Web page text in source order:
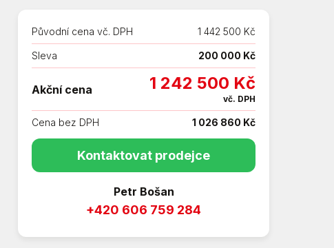
Původní cena vč. DPH 1 442 500 Kč
Sleva 200 000 Kč
Akční cena 1 242 500 Kč
vč. DPH
Cena bez DPH 1 026 860 Kč
Kontaktovat prodejce
Petr Bošan
+420 606 759 284